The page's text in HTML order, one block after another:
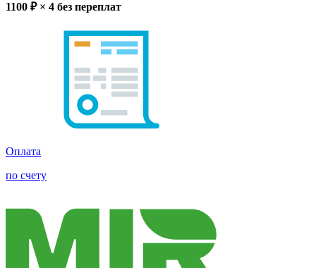
1100 ₽ × 4 без переплат
Оплата
по счету